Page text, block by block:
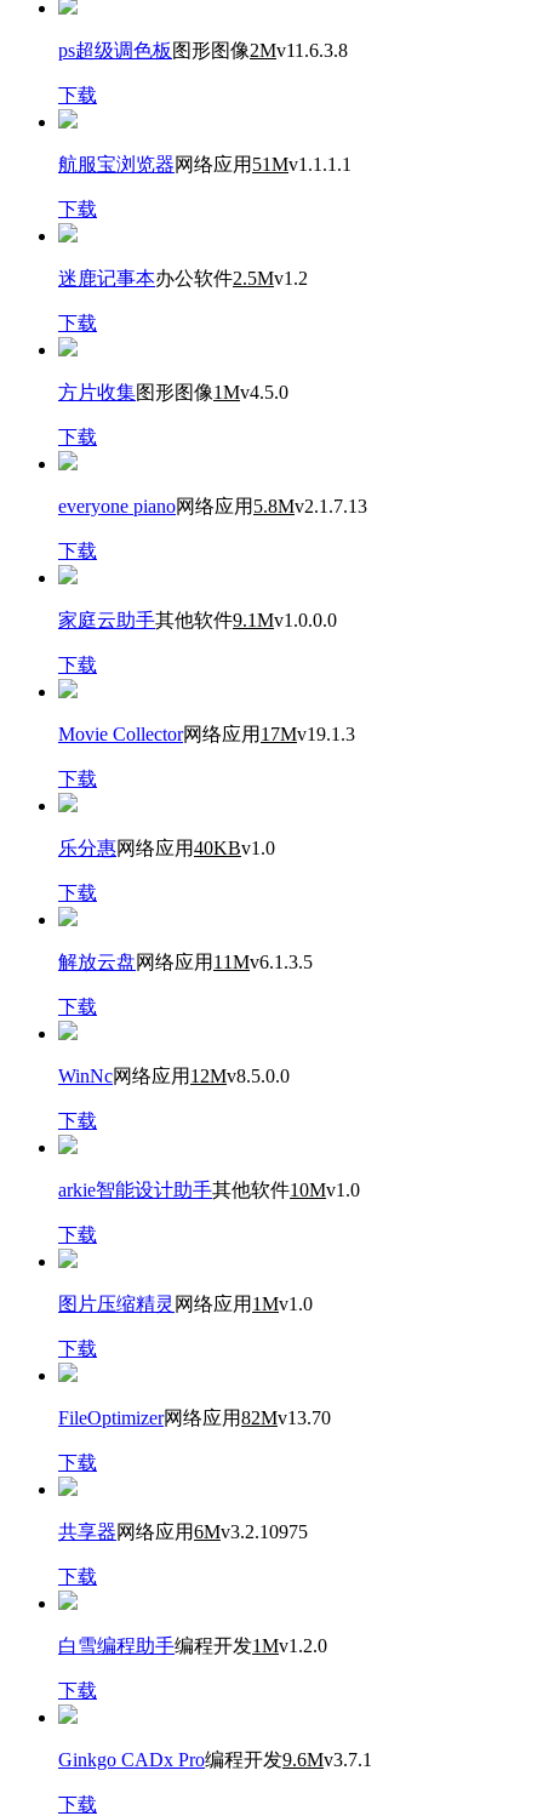
ps超级调色板 图形图像2Mv11.6.3.8
下载
航服宝浏览器网络应用 51Mv1.1.1.1
下载
迷鹿记事本办公软件2.5Mv1.2
下载
方片收集图形图像1Mv4.5.0
下载
everyone piano网络应用 5.8Mv2.1.7.13
下载
家庭云助手其他软件9.1Mv1.0.0.0
下载
Movie Collector网络应用 17Mv19.1.3
下载
乐分惠网络应用40KBv1.0
下载
解放云盘网络应用 11Mv6.1.3.5
下载
WinNc网络应用 12Mv8.5.0.0
下载
arkie智能设计助手其他软件10Mv1.0
下载
图片压缩精灵 网络应用 1Mv1.0
下载
FileOptimizer网络应用82Mv13.70
下载
共享器网络应用6Mv3.2.10975
下载
白雪编程助手编程开发1Mv1.2.0
下载
Ginkgo CADx Pro编程开发9.6Mv3.7.1
下载